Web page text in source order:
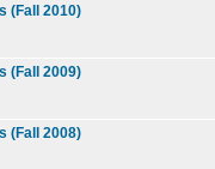
(Fall 2010)
(Fall 2009)
(Fall 2008)